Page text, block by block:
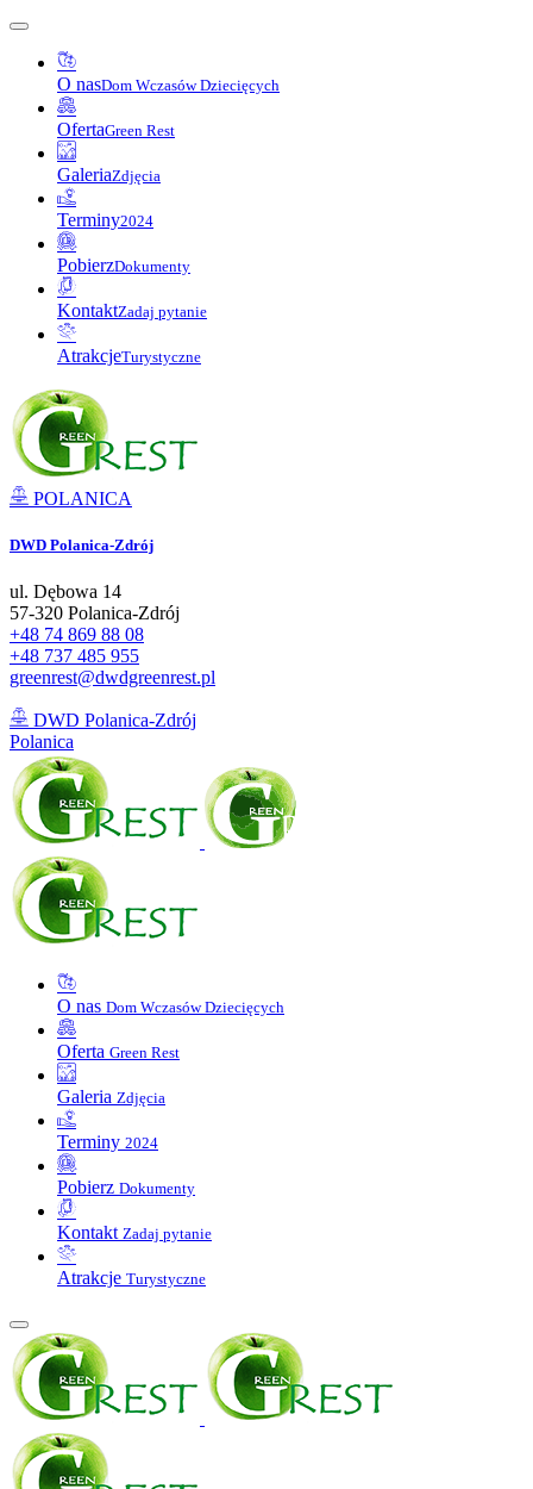
O nasDom Wczasów Dziecięcych
OfertaGreen Rest
GaleriaZdjęcia
Terminy2024
PobierzDokumenty
KontaktZadaj pytanie
AtrakcjeTurystyczne
POLANICA
DWD Polanica-Zdrój
ul. Dębowa 14
57-320 Polanica-Zdrój
+48 74 869 88 08
+48 737 485 955
greenrest@dwdgreenrest.pl
DWD Polanica-Zdrój
Polanica
O nas Dom Wczasów Dziecięcych
Oferta Green Rest
Galeria Zdjęcia
Terminy 2024
Pobierz Dokumenty
Kontakt Zadaj pytanie
Atrakcje Turystyczne